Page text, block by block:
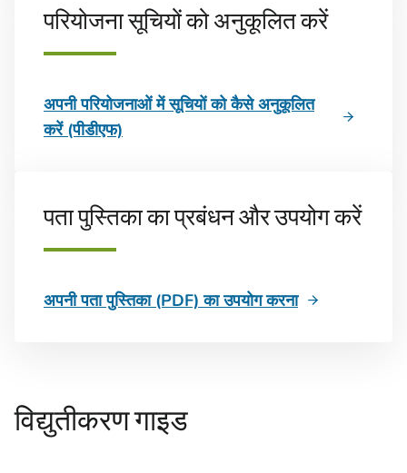
परियोजना सूचियों को अनुकूलित करें
अपनी परियोजनाओं में सूचियों को कैसे अनुकूलित
करें (पीडीएफ)
पता पुस्तिका का प्रबंधन और उपयोग करें
अपनी पता पुस्तिका (PDF) का उपयोग करना
विद्युतीकरण गाइड